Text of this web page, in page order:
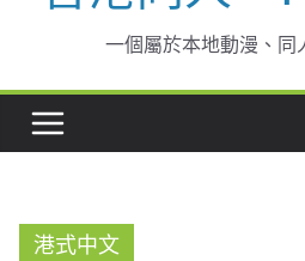
一個屬於本地動漫、同
港式中文